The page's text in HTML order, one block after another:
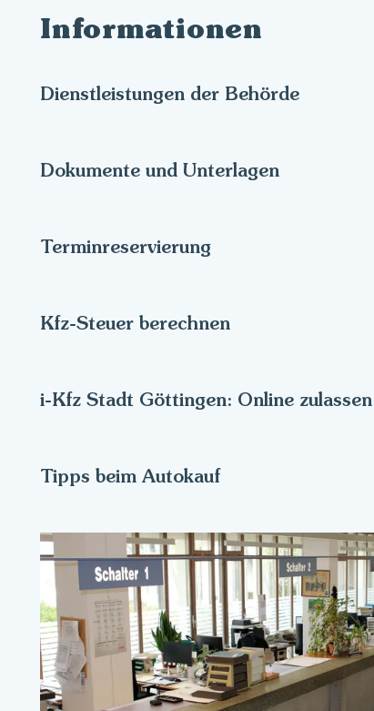
Informationen
Dienstleistungen der Behörde
Dokumente und Unterlagen
Terminreservierung
Kfz-Steuer berechnen
i-Kfz Stadt Göttingen: Online zulassen
Tipps beim Autokauf